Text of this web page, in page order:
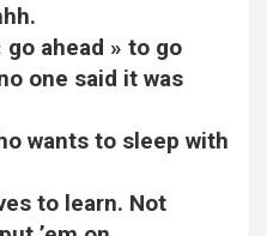
go ahead » to go
one said it was
wants to sleep with
to learn. Not